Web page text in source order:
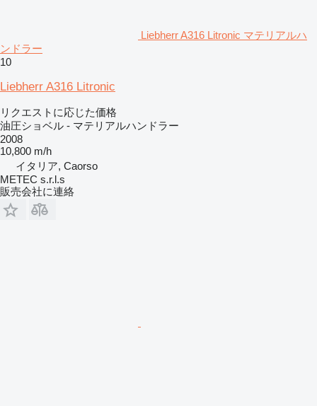
Liebherr A316 Litronic マテリアルハ
ンドラー
10
Liebherr A316 Litronic
リクエストに応じた価格
油圧ショベル - マテリアルハンドラー
2008
10,800 m/h
イタリア, Caorso
METEC s.r.l.s
販売会社に連絡